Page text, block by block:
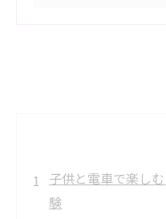
子供と電車で楽し
験